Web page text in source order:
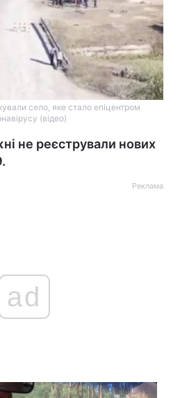
Війна
село, яке стало епіцентром
(відео)
не реєстрували нових
Реклама
ad